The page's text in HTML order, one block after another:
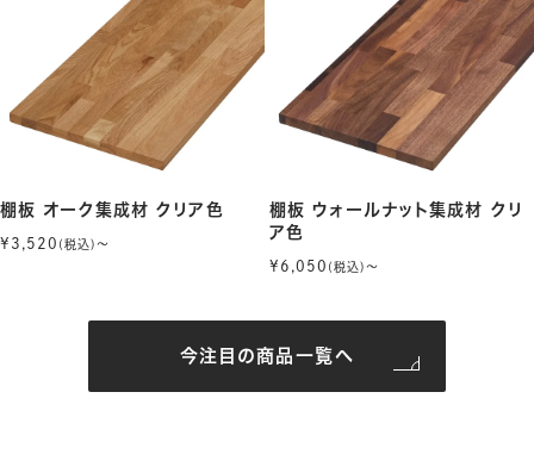
棚板 オーク集成材 クリア色
¥3,520 (税込)〜
棚板 ウォールナット集成材 クリ
ア色
¥6,050 (税込)〜
今注目の商品一覧へ